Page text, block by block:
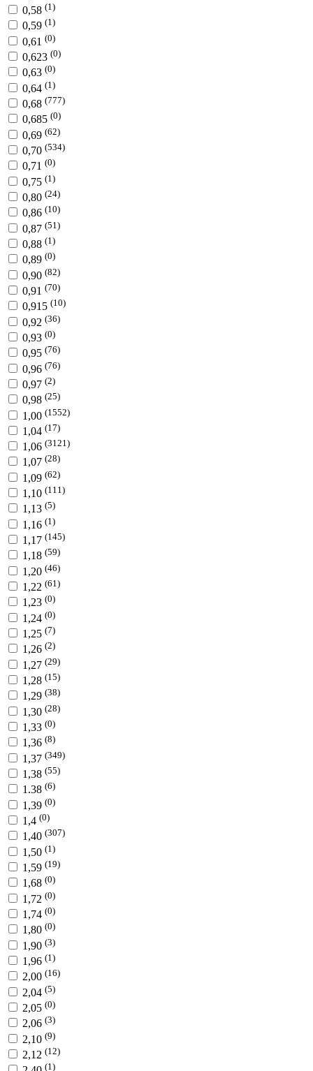
0,58 (1)
0,59 (1)
0,61 (0)
0,623 (0)
0,63 (0)
0,64 (1)
0,68 (777)
0,685 (0)
0,69 (62)
0,70 (534)
0,71 (0)
0,75 (1)
0,80 (24)
0,86 (10)
0,87 (51)
0,88 (1)
0,89 (0)
0,90 (82)
0,91 (70)
0,915 (10)
0,92 (36)
0,93 (0)
0,95 (76)
0,96 (76)
0,97 (2)
0,98 (25)
1,00 (1552)
1,04 (17)
1,06 (3121)
1,07 (28)
1,09 (62)
1,10 (111)
1,13 (5)
1,16 (1)
1,17 (145)
1,18 (59)
1,20 (46)
1,22 (61)
1,23 (0)
1,24 (0)
1,25 (7)
1,26 (2)
1,27 (29)
1,28 (15)
1,29 (38)
1,30 (28)
1,33 (0)
1,36 (8)
1,37 (349)
1,38 (55)
1.38 (6)
1,39 (0)
1,4 (0)
1,40 (307)
1,50 (1)
1,59 (19)
1,68 (0)
1,72 (0)
1,74 (0)
1,80 (0)
1,90 (3)
1,96 (1)
2,00 (16)
2,04 (5)
2,05 (0)
2,06 (3)
2,10 (9)
2,12 (12)
(1)